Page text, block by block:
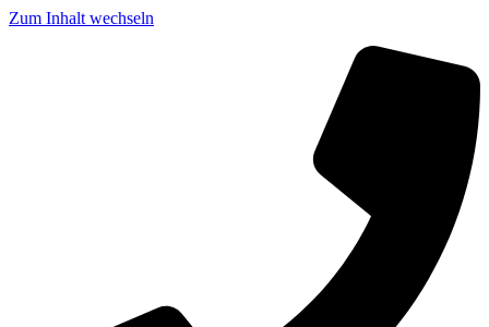
Zum Inhalt wechseln